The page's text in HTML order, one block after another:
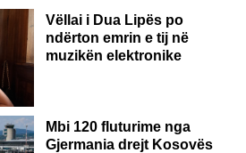
Vëllai i Dua Lipës po
ndërton emrin e tij në
muzikën elektronike
Mbi 120 fluturime nga
Gjermania drejt Kosovës